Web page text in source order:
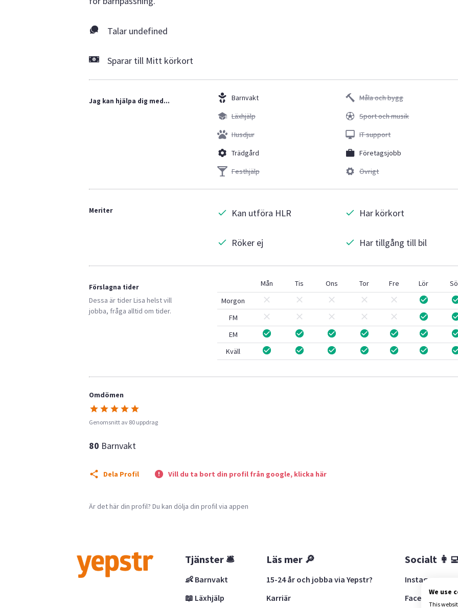
Talar undefined
Sparar till Mitt körkort
Jag kan hjälpa dig med...
Barnvakt
Läxhjälp
Husdjur
Trädgård
Festhjälp
Måla och bygg
Sport och musik
IT support
Företagsjobb
Övrigt
Meriter Kan utföra HLR
Röker ej
Har körkort
Har tillgång till bil
Förslagna tider
Dessa är tiderLisa helst vill
jobba, fråga alltid om tider.
Mån Tis Ons Tor Fre Lör
Morgon
FM
EM
Kväll
Omdömen
Genomsnitt av 80 uppdrag
80 Barnvakt
Dela Profil Vill du ta bort din profil från google, klicka här
Är det här din profil? Du kan dölja din profil via appen
Tjänster 🛎
👶 Barnvakt
📖 Läxhjälp
Läs mer 🔎
15-24 år och jobba via Yepstr?
Karriär
Socialt
Instagram
Facebook
We use
This